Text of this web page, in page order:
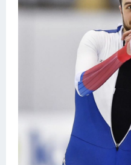
Конькобежный спорт
Интерьер квартиры